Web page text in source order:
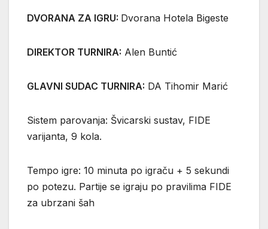
DVORANA ZA IGRU: Dvorana Hotela Bigeste
DIREKTOR TURNIRA: Alen Buntić
GLAVNI SUDAC TURNIRA: DA Tihomir Marić
Sistem parovanja: Švicarski sustav, FIDE
varijanta, 9 kola.
Tempo igre: 10 minuta po igraču + 5 sekundi
po potezu. Partije se igraju po pravilima FIDE
za ubrzani šah